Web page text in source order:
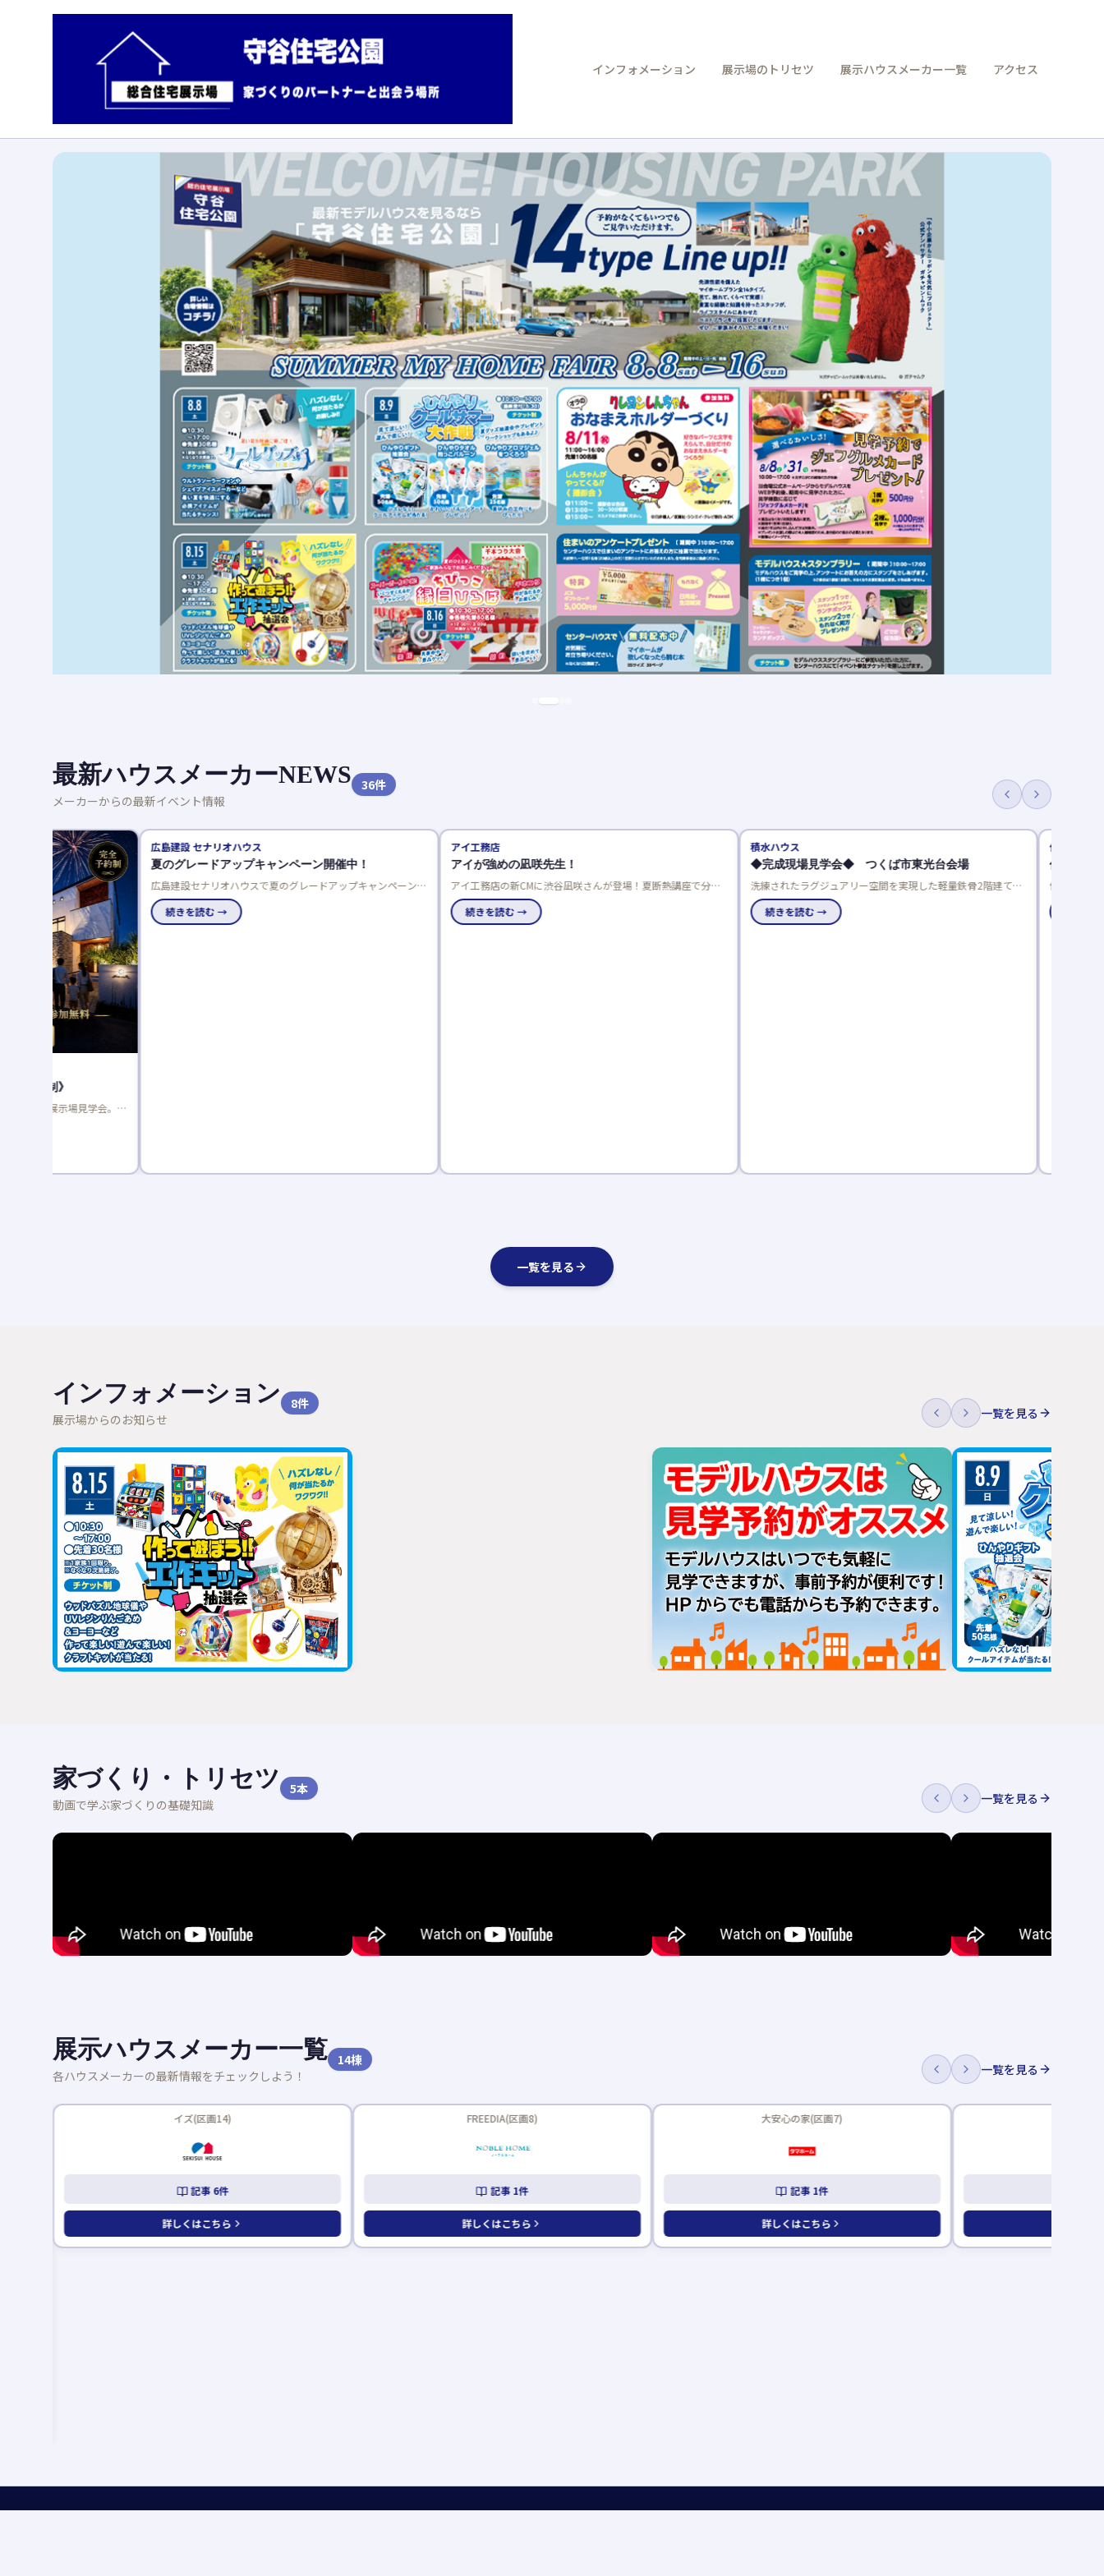
インフォメーション 展示場のトリセツ 展示ハウスメーカー一覧 アクセス
最新ハウスメーカーNEWS
メーカーからの最新イベント情報
36件
広島建設 セナリオハウス
夏のグレードアップキャンペーン開催中！
広島建設セナリオハウスで夏のグレードアップキャンペーン開
催中！来場者プレゼントや豪華仕様を選べるご成約特典でお得
に理想の住まいを実現しませんか。
続きを読む →
アイが強めの凪咲先生！
アイ工務店の新CMに渋谷凪咲さんが登場！夏断熱講座で分か
りやすく解説。来場者には凪咲先生のうちわもプレゼント。
◆完成現場見学会◆ つくば市東光台会場
洗練されたラグジュアリー空間を実現した軽量鉄骨2階建て。
コートハウスがもたらす上質なプライベート空間と、吹き抜け
による圧倒的な開放感が魅力です。家族が自然と寛げるピット
リビングを備え、心地よさと上質さを両立。約52.70坪のゆと
住友林業の「YouTube Live
住友林業の「YouTube Live」
ンなどをご紹介。抽選で豪華
一覧を見る
インフォメーション
展示場からのお知らせ
8件
一覧を見る
家づくり・トリセツ
動画で学ぶ家づくりの基礎知識
5本
一覧を見る
展示ハウスメーカー一覧
各ハウスメーカーの最新情報をチェックしよう！
14棟
一覧を見る
FREEDIA(区画8)
記事1件
詳しくはこちら
大安心の家(区画7)
記事1件
詳しくはこちら
セナリオⅠ(区画11)
記事2件
詳しくはこちら